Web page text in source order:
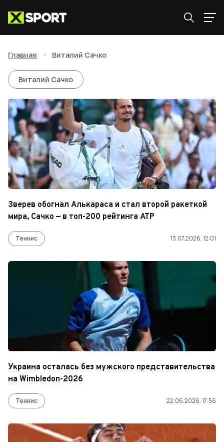
Главная • Виталий Сачко
Виталий Сачко
Виталий Сачко
Зверев обогнал Алькараса и стал второй ракеткой
мира, Сачко — в топ-200 рейтинга ATP
Теннис 13.07.2026, 12:01
Украина осталась без мужского представительства
на Wimbledon-2026
Теннис 22.06.2026, 17:56